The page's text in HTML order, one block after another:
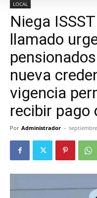
LOCAL
Niega
llamado
nueva
vigencia
recibir pago
Por Administrador -